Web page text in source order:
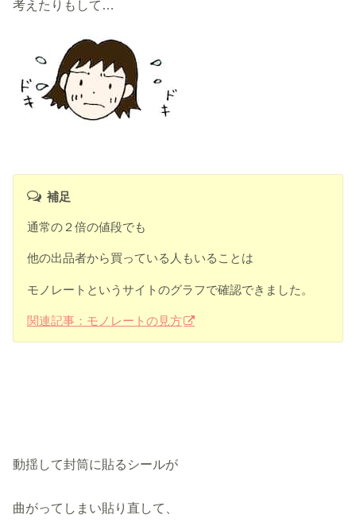
考えたりもして…
補足
通常の２倍の値段でも
他の出品者から買っている人もいることは
モノレートというサイトのグラフで確認できました。
関連記事：モノレートの見方
動揺して封筒に貼るシールが
曲がってしまい貼り直して、